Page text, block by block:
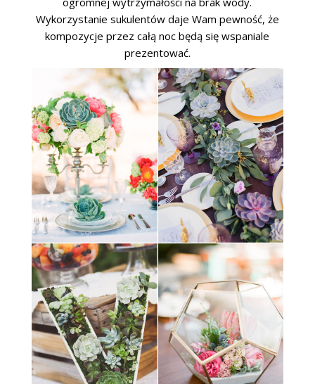
Wykorzystanie sukulentów daje Wam pewność, że
kompozycje przez całą noc będą się wspaniale
prezentować.